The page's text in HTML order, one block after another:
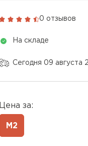
0 отзывов
На складе
Сегодня 09 августа
Цена за:
М2